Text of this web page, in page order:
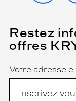
Restez
offres
Name
Votre adresse
(Ce
champ
est
obligatoire)